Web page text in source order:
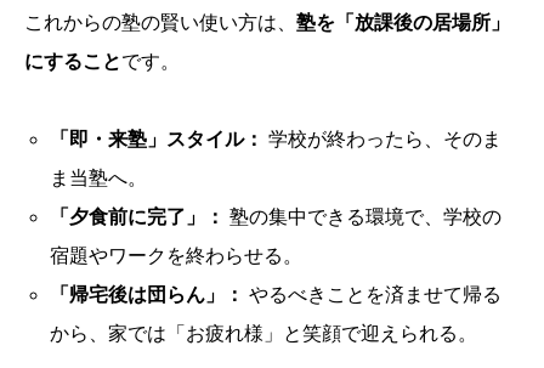
これからの塾の賢い使い方は、 塾を「放課後の居場所」
にすることです。
「即・来塾」スタイル： 学校が終わったら、そのま
ま当塾へ。
「夕食前に完了」： 塾の集中できる環境で、学校の
宿題やワークを終わらせる。
「帰宅後は団らん」： やるべきことを済ませて帰る
から、家では「お疲れ様」と笑顔で迎えられる。